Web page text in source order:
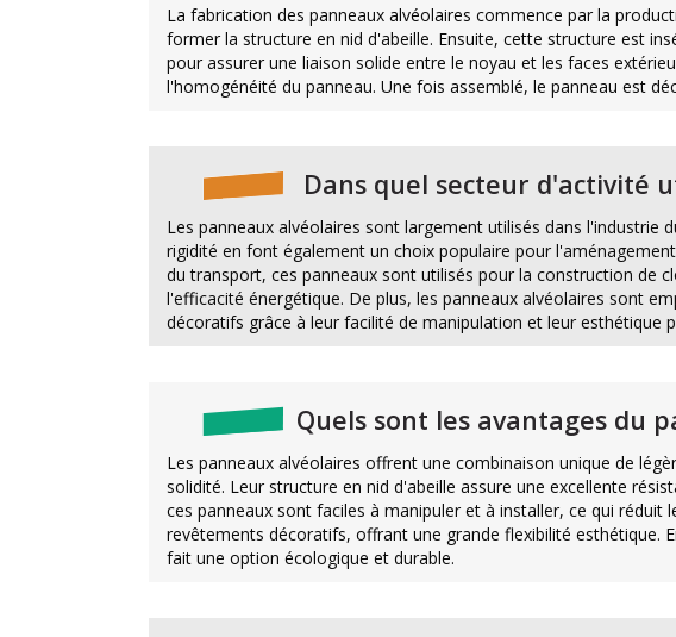
La fabrication des panneaux alvéolaires commence par la
former la structure en nid d'abeille. Ensuite, cette structure est
pour assurer une liaison solide entre le noyau et les faces
l'homogénéité du panneau. Une fois assemblé, le panneau est
Dans quel secteur d'activité
Les panneaux alvéolaires sont largement utilisés dans
rigidité en font également un choix populaire pour
du transport, ces panneaux sont utilisés pour la construction de
l'efficacité énergétique. De plus, les panneaux alvéolaires sont
décoratifs grâce à leur facilité de manipulation et leur esthétique
Quels sont les avantages du
Les panneaux alvéolaires offrent une combinaison unique de
solidité. Leur structure en nid d'abeille assure une excellente
ces panneaux sont faciles à manipuler et à installer, ce qui
revêtements décoratifs, offrant une grande flexibilité esthétique.
fait une option écologique et durable.